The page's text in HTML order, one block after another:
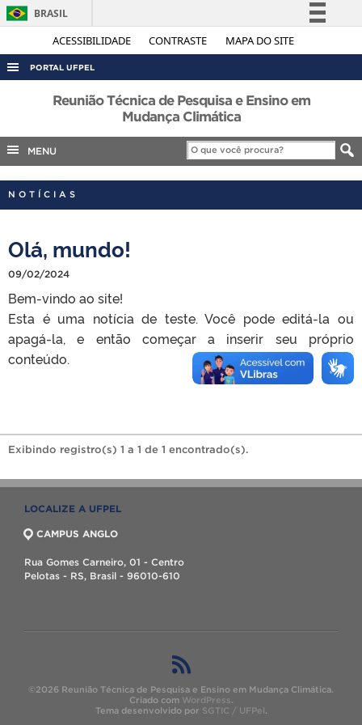
ACESSIBILIDADE CONTRASTE MAPA DO SITE
BRASIL
Simplifique!
Acesso à informação
Legislação
Canais
PORTAL UFPEL
ACESSO À INFORMAÇÃO
COBALTO
OUVIDORIA
TELEFONES
Reunião Técnica de Pesquisa e Ensino em
Mudança Climática
MENU
NOTÍCIAS
Olá, mundo!
09/02/2024
Bem-vindo ao site!
Esta é uma notícia de teste. Você pode editá-la ou
apagá-la, e então começar a inserir seu próprio
conteúdo.
Exibindo registro(s) 1 a 1 de 1 encontrado(s).
LOCALIZE A UFPEL
CAMPUS ANGLO
Rua Gomes Carneiro, 01 - Centro
Pelotas - RS, Brasil - 96010-610
©2026 Reunião Técnica de Pesquisa e Ensino em Mudança Climática.
Criado com WordPress.
Tema desenvolvido por SGTIC / UFPel.